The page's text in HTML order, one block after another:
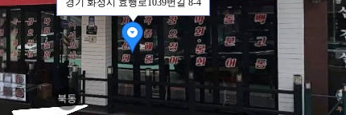
북동
경기 화성시 효행로1039번길 8-4